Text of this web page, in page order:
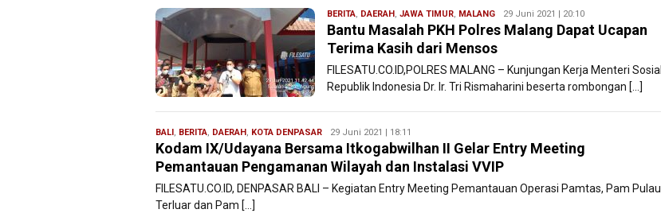
BERITA, DAERAH, JAWA TIMUR, MALANG Redaksi
Filesatu
29 Juni 2021 | 20:10
Bantu Masalah PKH Polres Malang Dapat Ucapan
Terima Kasih dari Mensos
FILESATU.CO.ID,POLRES MALANG – Kunjungan Kerja Menteri Sosial
Republik Indonesia Dr. Ir. Tri Rismaharini beserta rombongan […]
BALI, BERITA, DAERAH, KOTA DENPASAR Redaksi
Filesatu
29 Juni 2021 | 18:11
Kodam IX/Udayana Bersama Itkogabwilhan II Gelar Entry Meeting
Pemantauan Pengamanan Wilayah dan Instalasi VVIP
FILESATU.CO.ID, DENPASAR BALI – Kegiatan Entry Meeting Pemantauan Operasi Pamtas, Pam Pulau
Terluar dan Pam […]